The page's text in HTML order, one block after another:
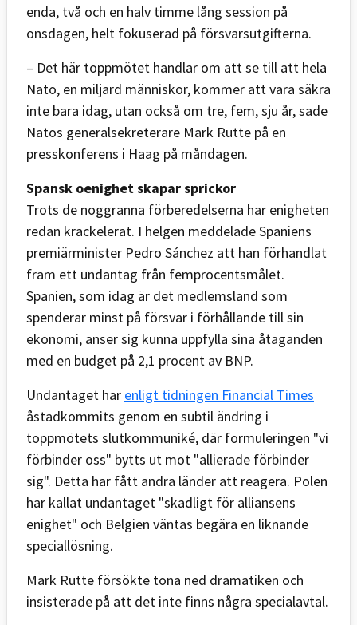
enda, två och en halv timme lång session på
onsdagen, helt fokuserad på försvarsutgifterna.
– Det här toppmötet handlar om att se till att hela
Nato, en miljard människor, kommer att vara säkra
inte bara idag, utan också om tre, fem, sju år, sade
Natos generalsekreterare Mark Rutte på en
presskonferens i Haag på måndagen.
Spansk oenighet skapar sprickor
Trots de noggranna förberedelserna har enigheten
redan krackelerat. I helgen meddelade Spaniens
premiärminister Pedro Sánchez att han förhandlat
fram ett undantag från femprocentsmålet.
Spanien, som idag är det medlemsland som
spenderar minst på försvar i förhållande till sin
ekonomi, anser sig kunna uppfylla sina åtaganden
med en budget på 2,1 procent av BNP.
Undantaget har enligt tidningen Financial Times
åstadkommits genom en subtil ändring i
toppmötets slutkommuniké, där formuleringen "vi
förbinder oss" bytts ut mot "allierade förbinder
sig". Detta har fått andra länder att reagera. Polen
har kallat undantaget "skadligt för alliansens
enighet" och Belgien väntas begära en liknande
speciallösning.
Mark Rutte försökte tona ned dramatiken och
insisterade på att det inte finns några specialavtal.